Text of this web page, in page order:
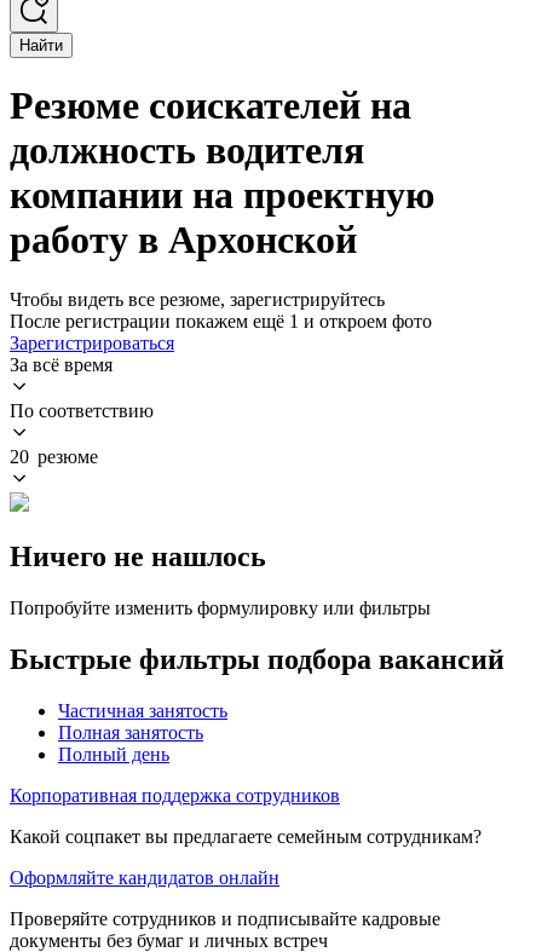
Найти
Резюме соискателей на
должность водителя
компании на проектную
работу в Архонской
Чтобы видеть все резюме, зарегистрируйтесь
После регистрации покажем ещё 1 и откроем фото
Зарегистрироваться
За всё время
По соответствию
20 резюме
Ничего не нашлось
Попробуйте изменить формулировку или фильтры
Быстрые фильтры подбора вакансий
Частичная занятость
Полная занятость
Полный день
Корпоративная поддержка сотрудников
Какой соцпакет вы предлагаете семейным сотрудникам?
Оформляйте кандидатов онлайн
Проверяйте сотрудников и подписывайте кадровые
документы без бумаг и личных встреч